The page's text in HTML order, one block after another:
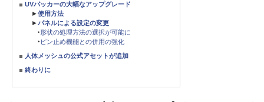
UVパッカーの大幅なアップグレード
►使用方法
►パネルによる設定の変更
‣形状の処理方法の選択が可能に
‣ピン止め機能との併用の強化
人体メッシュの公式アセットが追加
終わりに